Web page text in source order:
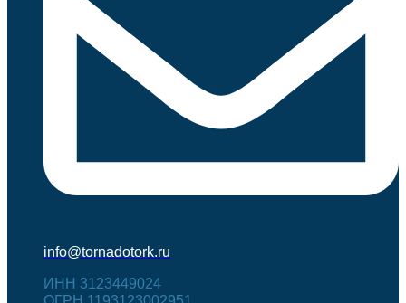
info@tornadotork.ru
ИНН 3123449024